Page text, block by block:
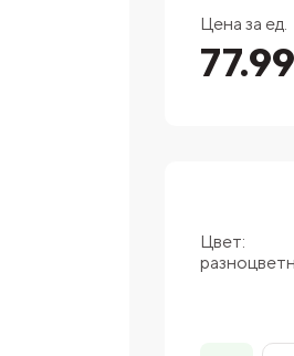
Цена за ед.
Цвет: